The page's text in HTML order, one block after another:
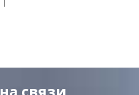
связи